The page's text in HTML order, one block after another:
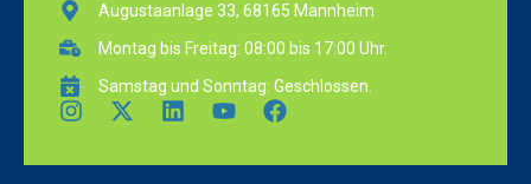
Augustaanlage 33, 68165 Mannheim
Montag bis Freitag: 08:00 bis 17:00 Uhr.
Samstag und Sonntag: Geschlossen.